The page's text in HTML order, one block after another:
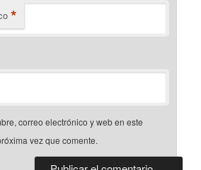
*
correo electrónico y web en este
vez que comente.